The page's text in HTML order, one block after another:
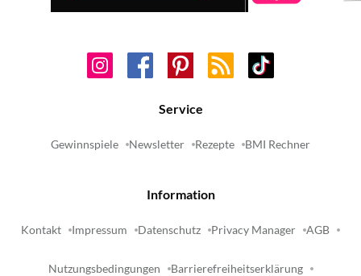
Service
Gewinnspiele Newsletter Rezepte BMI Rechner
Information
Kontakt Impressum Datenschutz Privacy Manager AGB
Nutzungsbedingungen Barrierefreiheitserklärung